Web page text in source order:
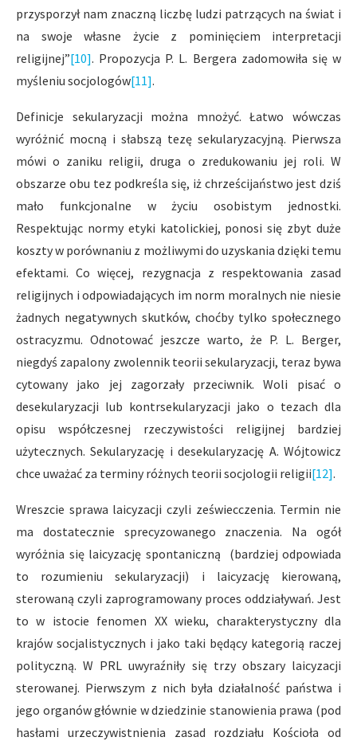
przysporzył nam znaczną liczbę ludzi patrzących na świat i
na swoje własne życie z pominięciem interpretacji
religijnej”[10]. Propozycja P. L. Bergera zadomowiła się w
myśleniu socjologów[11].
Definicje sekularyzacji można mnożyć. Łatwo wówczas
wyróżnić mocną i słabszą tezę sekularyzacyjną. Pierwsza
mówi o zaniku religii, druga o zredukowaniu jej roli. W
obszarze obu tez podkreśla się, iż chrześcijaństwo jest dziś
mało funkcjonalne w życiu osobistym jednostki.
Respektując normy etyki katolickiej, ponosi się zbyt duże
koszty w porównaniu z możliwymi do uzyskania dzięki temu
efektami. Co więcej, rezygnacja z respektowania zasad
religijnych i odpowiadających im norm moralnych nie niesie
żadnych negatywnych skutków, choćby tylko społecznego
ostracyzmu. Odnotować jeszcze warto, że P. L. Berger,
niegdyś zapalony zwolennik teorii sekularyzacji, teraz bywa
cytowany jako jej zagorzały przeciwnik. Woli pisać o
desekularyzacji lub kontrsekularyzacji jako o tezach dla
opisu współczesnej rzeczywistości religijnej bardziej
użytecznych. Sekularyzację i desekularyzację A. Wójtowicz
chce uważać za terminy różnych teorii socjologii religii[12].
Wreszcie sprawa laicyzacji czyli zeświecczenia. Termin nie
ma dostatecznie sprecyzowanego znaczenia. Na ogół
wyróżnia się laicyzację spontaniczną (bardziej odpowiada
to rozumieniu sekularyzacji) i laicyzację kierowaną,
sterowaną czyli zaprogramowany proces oddziaływań. Jest
to w istocie fenomen XX wieku, charakterystyczny dla
krajów socjalistycznych i jako taki będący kategorią raczej
polityczną. W PRL uwyraźniły się trzy obszary laicyzacji
sterowanej. Pierwszym z nich była działalność państwa i
jego organów głównie w dziedzinie stanowienia prawa (pod
hasłami urzeczywistnienia zasad rozdziału Kościoła od